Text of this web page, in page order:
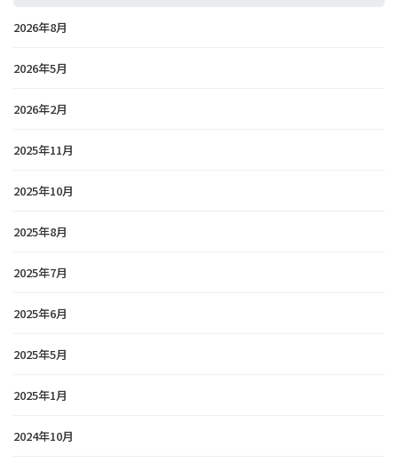
2026年8月
2026年5月
2026年2月
2025年11月
2025年10月
2025年8月
2025年7月
2025年6月
2025年5月
2025年1月
2024年10月